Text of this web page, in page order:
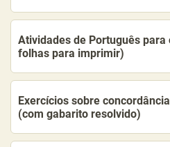
Atividades de Português para
folhas para imprimir)
Exercícios sobre
(com gabarito resolvido)